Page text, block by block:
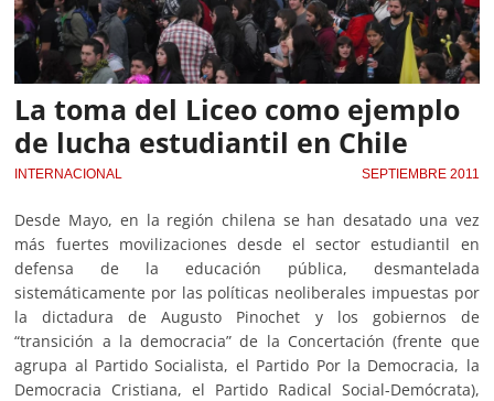
La toma del Liceo como ejemplo
de lucha estudiantil en Chile
INTERNACIONAL SEPTIEMBRE 2011
Desde Mayo, en la región chilena se han desatado una vez
más fuertes movilizaciones desde el sector estudiantil en
defensa de la educación pública, desmantelada
sistemáticamente por las políticas neoliberales impuestas por
la dictadura de Augusto Pinochet y los gobiernos de
“transición a la democracia” de la Concertación (frente que
agrupa al Partido Socialista, el Partido Por la Democracia, la
Democracia Cristiana, el Partido Radical Social-Demócrata),